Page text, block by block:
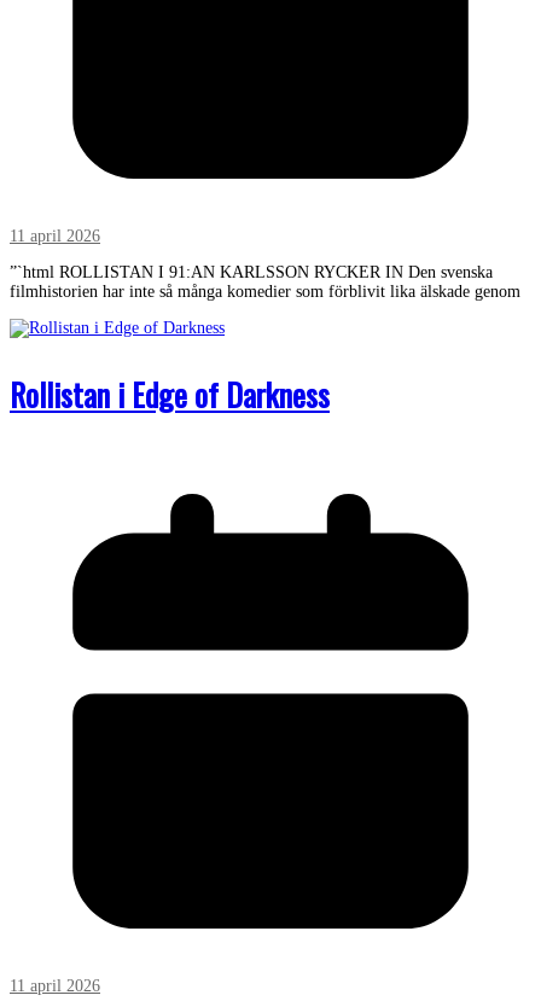
11 april 2026
”`html ROLLISTAN I 91:AN KARLSSON RYCKER IN Den svenska
filmhistorien har inte så många komedier som förblivit lika älskade genom
Rollistan i Edge of Darkness
11 april 2026